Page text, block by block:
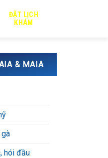
ĐẶT LỊCH
KHÁM
& MAIA
hói đầu